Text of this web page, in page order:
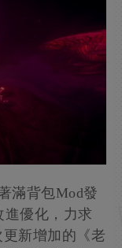
滿背包Mod發
進優化，力求
新增加的《老